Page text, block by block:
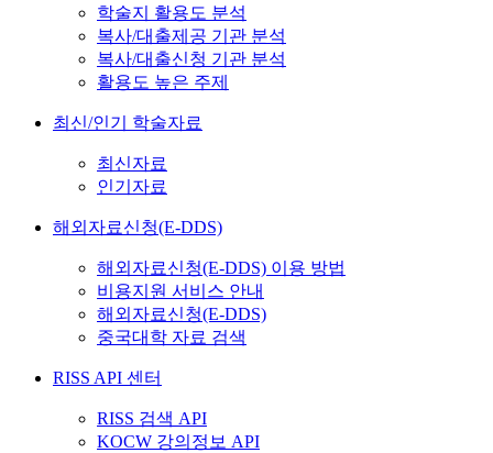
학술지 활용도 분석
복사/대출제공 기관 분석
복사/대출신청 기관 분석
활용도 높은 주제
최신/인기 학술자료
최신자료
인기자료
해외자료신청(E-DDS)
해외자료신청(E-DDS) 이용 방법
비용지원 서비스 안내
해외자료신청(E-DDS)
중국대학 자료 검색
RISS API 센터
RISS 검색 API
KOCW 강의정보 API